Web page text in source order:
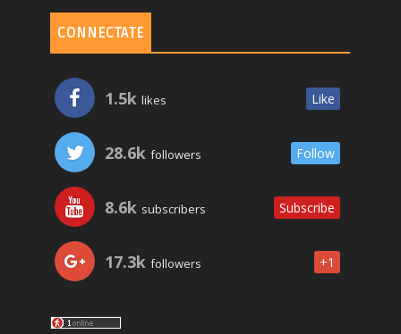
CONNECTATE
1.5k likes Like
28.6k followers Follow
8.6k subscribers Subscribe
17.3k followers +1